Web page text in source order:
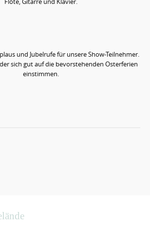
und Jubelrufe für unsere Show-Teilnehmer.
sich gut auf die bevorstehenden Osterferien
einstimmen.